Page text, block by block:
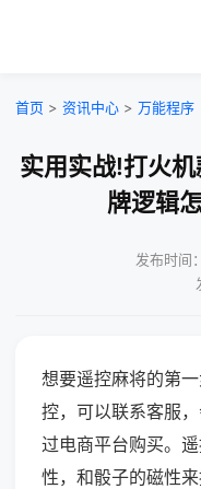
首页 > 资讯中心 > 万能程序
实用实战!打火
牌逻辑
发布时间
想要遥控麻将的第
控，可以联系客服
过电商平台购买。
性，和骰子的磁性